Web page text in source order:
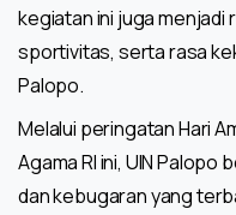
kegiatan ini juga
sportivitas, serta rasa
Palopo.
Melalui peringatan Hari
Agama RI ini, UIN
dan kebugaran yang